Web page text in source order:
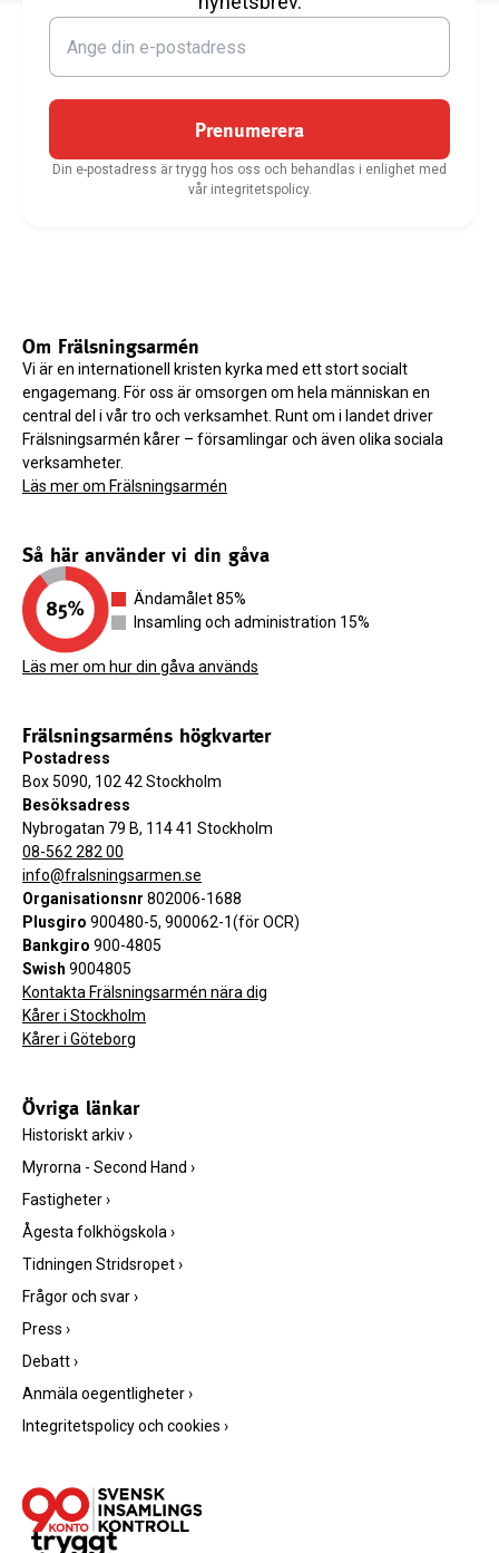
Prenumerera
Din e-postadress är trygg hos oss och behandlas i enlighet med
vår integritetspolicy.
Om Frälsningsarmén
Vi är en internationell kristen kyrka med ett stort socialt
engagemang. För oss är omsorgen om hela människan en
central del i vår tro och verksamhet. Runt om i landet driver
Frälsningsarmén kårer – församlingar och även olika sociala
verksamheter.
Läs mer om Frälsningsarmén
Så här använder vi din gåva
Ändamålet 85%
Insamling och administration 15%
Läs mer om hur din gåva används
Frälsningsarméns högkvarter
Postadress
Box 5090, 102 42 Stockholm
Besöksadress
Nybrogatan 79 B, 114 41 Stockholm
08-562 282 00
info@fralsningsarmen.se
Organisationsnr 802006-1688
Plusgiro 900480-5, 900062-1(för OCR)
Bankgiro 900-4805
Swish 9004805
Kontakta Frälsningsarmén nära dig
Kårer i Stockholm
Kårer i Göteborg
Övriga länkar
Historiskt arkiv›
Myrorna - Second Hand ›
Fastigheter›
Ågesta folkhögskola›
Tidningen Stridsropet›
Frågor och svar›
Press ›
Debatt›
Anmäla oegentligheter›
Integritetspolicy och cookies ›